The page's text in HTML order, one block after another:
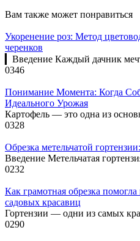
Вам также может понравиться
Укоренение роз: Метод
черенков
▎Введение Каждый дачник
0346
Понимание Момента: Когда
Идеального Урожая
Картофель — это одна из
0328
Обрезка метельчатой
Введение Метельчатая
0232
Как грамотная обрезка
садовых красавиц
Гортензии — одни из самых
0290